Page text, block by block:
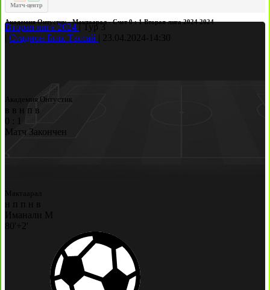
Матч-центр
Академия Онтустик - Мактаарал - Счет 0 : 1 Вторая лига 2024 2024
Вторая лига 2024| Тур 3
Стадион Биік Тассай 23.04.2024- 14:30
Академия Онтустик
в в н п в
0
1
Матч Закончен
Мактаарал
н п п н
в
Иманали М
80'+2'